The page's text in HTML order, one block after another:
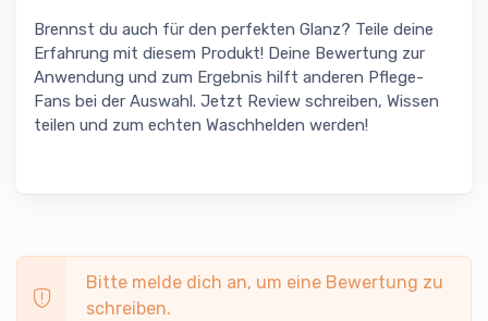
Brennst du auch für den perfekten Glanz? Teile deine
Erfahrung mit diesem Produkt! Deine Bewertung zur
Anwendung und zum Ergebnis hilft anderen Pflege-
Fans bei der Auswahl. Jetzt Review schreiben, Wissen
teilen und zum echten Waschhelden werden!
Bitte melde dich an, um eine Bewertung zu
schreiben.